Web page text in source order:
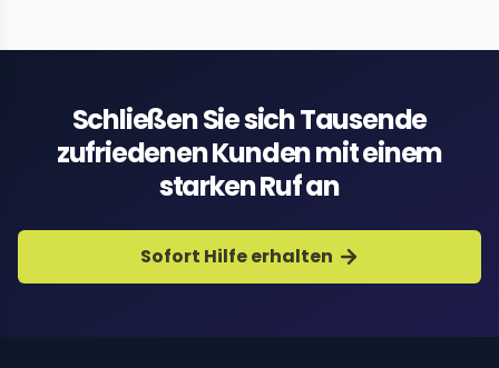
Schließen Sie sich Tausende
zufriedenen Kunden mit einem
starken Ruf an
Sofort Hilfe erhalten